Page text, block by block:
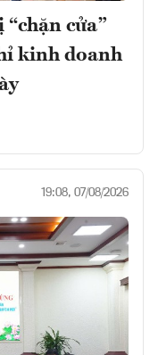
cửa”
kinh doanh
19:08, 07/08/2026